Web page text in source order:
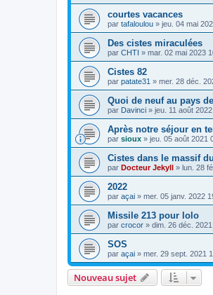
courtes vacances
par tafaloulou » jeu. 04 mai
Des cistes miraculées
par CHTI » mar. 02 mai 2023
Cistes 82
par patate31 » mer. 28 déc.
Quoi de neuf au pays
par Davinci » jeu. 11 août
Après notre séjour en
par sioux » jeu. 05 août 2021
Cistes dans le massif
par Docteur Jekyll » lun. 28
2022
par açai » mer. 05 janv. 2022
Missile 213 pour lolo
par crocor » dim. 26 déc.
SOS
par açai » mer. 29 sept. 2021
Nouveau sujet